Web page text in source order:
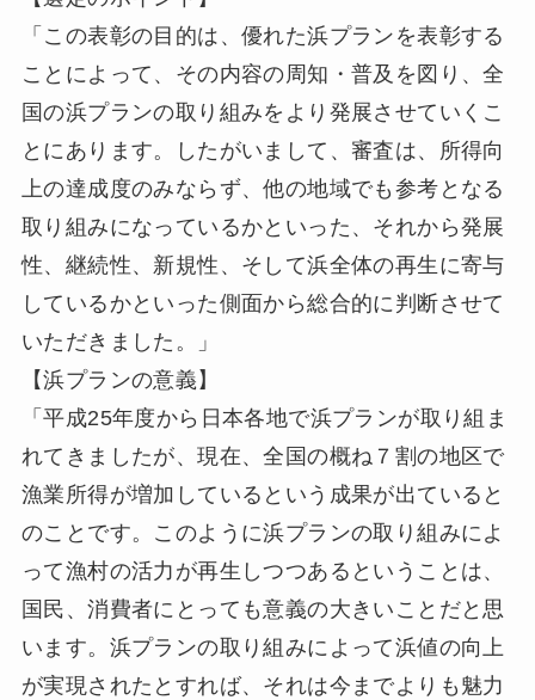
「この表彰の目的は、優れた浜プランを表彰する
ことによって、その内容の周知・普及を図り、全
国の浜プランの取り組みをより発展させていくこ
とにあります。したがいまして、審査は、所得向
上の達成度のみならず、他の地域でも参考となる
取り組みになっているかといった、それから発展
性、継続性、新規性、そして浜全体の再生に寄与
しているかといった側面から総合的に判断させて
いただきました。」
【浜プランの意義】
「平成25年度から日本各地で浜プランが取り組ま
れてきましたが、現在、全国の概ね７割の地区で
漁業所得が増加しているという成果が出ていると
のことです。このように浜プランの取り組みによ
って漁村の活力が再生しつつあるということは、
国民、消費者にとっても意義の大きいことだと思
います。浜プランの取り組みによって浜値の向上
が実現されたとすれば、それは今までよりも魅力